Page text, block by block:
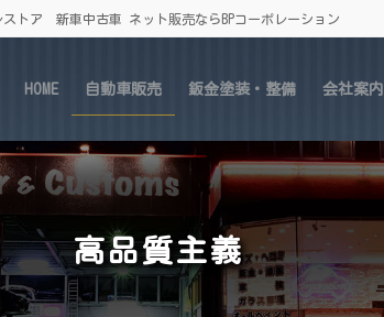
トア 新車中古車 ネット販売ならBPコーポレーション
HOME 自動車販売 鈑金塗装・整備 会社案内
高品質主義